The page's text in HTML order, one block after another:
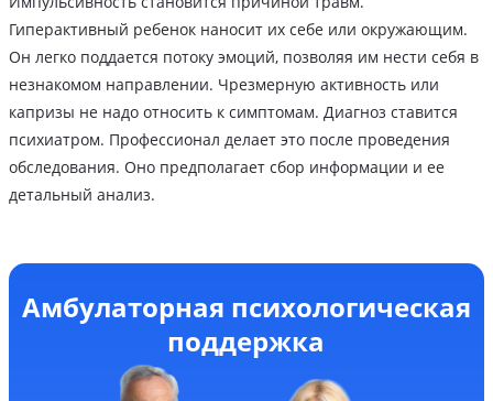
Гиперактивный ребенок наносит их себе или окружающим.
Он легко поддается потоку эмоций, позволяя им нести себя в
незнакомом направлении. Чрезмерную активность или
капризы не надо относить к симптомам. Диагноз ставится
психиатром. Профессионал делает это после проведения
обследования. Оно предполагает сбор информации и ее
детальный анализ.
Амбулаторная психологическая
поддержка